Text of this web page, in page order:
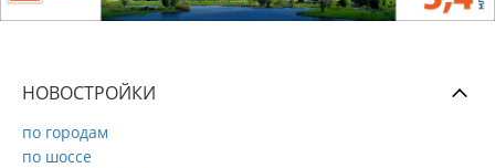
НОВОСТРОЙКИ
по городам
по шоссе